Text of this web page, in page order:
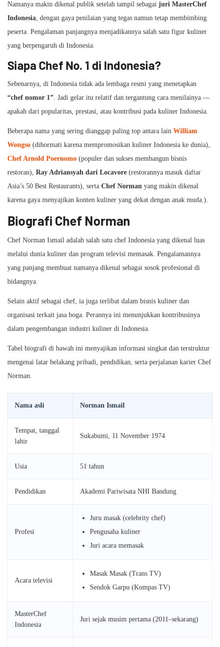
Namanya makin dikenal publik setelah tampil sebagai juri MasterChef
Indonesia, dengan gaya penilaian yang tegas namun tetap membimbing
peserta. Pengalaman panjangnya menjadikannya salah satu figur kuliner
yang berpengaruh di Indonesia.
Siapa Chef No. 1 di Indonesia?
Sebenarnya, di Indonesia tidak ada lembaga resmi yang menetapkan
“chef nomor 1”. Jadi gelar itu relatif dan tergantung cara menilainya —
apakah dari popularitas, prestasi, atau kontribusi pada kuliner Indonesia.
Beberapa nama yang sering dianggap paling top antara lain William
Wongso (dihormati karena mempromosikan kuliner Indonesia ke dunia),
Chef Arnold Poernomo (populer dan sukses membangun bisnis
restoran), Ray Adriansyah dari Locavore (restorannya masuk daftar
Asia’s 50 Best Restaurants), serta Chef Norman yang makin dikenal
karena gaya menyajikan konten kuliner yang dekat dengan anak muda.).
Biografi Chef Norman
Chef Norman Ismail adalah salah satu chef Indonesia yang dikenal luas
melalui dunia kuliner dan program televisi memasak. Pengalamannya
yang panjang membuat namanya dikenal sebagai sosok profesional di
bidangnya.
Selain aktif sebagai chef, ia juga terlibat dalam bisnis kuliner dan
organisasi terkait jasa boga. Perannya ini menunjukkan kontribusinya
dalam pengembangan industri kuliner di Indonesia.
Tabel biografi di bawah ini menyajikan informasi singkat dan terstruktur
mengenai latar belakang pribadi, pendidikan, serta perjalanan karier Chef
Norman.
Nama asli Norman Ismail
Tempat, tanggal
lahir
Sukabumi, 11 November 1974
Usia 51 tahun
Pendidikan Akademi Pariwisata NHI Bandung
Profesi
Juru masak (celebrity chef)
Pengusaha kuliner
Juri acara memasak
Acara televisi
Masak Masak (Trans TV)
Sendok Garpu (Kompas TV)
MasterChef
Indonesia
Juri sejak musim pertama (2011–sekarang)